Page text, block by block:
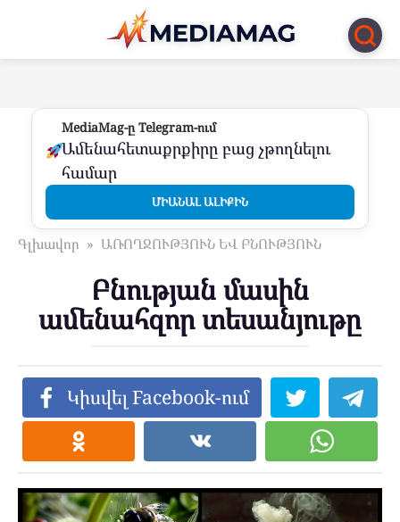
Перейти
контенту
MediaMag-ը Telegram-ում
Ամենահետաքրքիրը բաց չթողնելու
համար
ՄԻԱՆԱԼ ԱԼԻՔԻՆ
Գլխավոր » ԱՌՈՂՋՈՒԹՅՈՒՆ ԵՎ ԲՆՈՒԹՅՈՒՆ
Բնության մասին
ամենահզոր տեսանյութը
Կիսվել Facebook-ում